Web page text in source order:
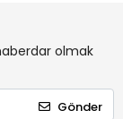
olmak
Gönder